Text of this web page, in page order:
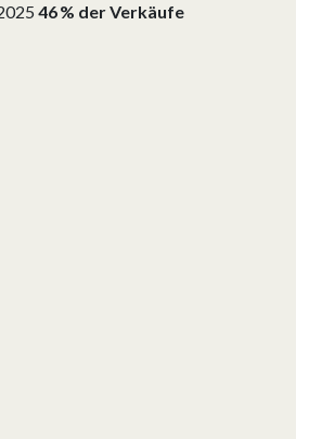
46 % der Verkäufe